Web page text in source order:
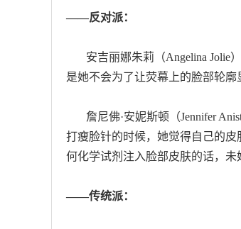
——反对派：
安吉丽娜朱莉（Angelina Jolie
是她不会为了让荧幕上的脸部轮廓
詹尼佛·安妮斯顿（Jennifer
打瘦脸针的时候，她觉得自己的
何化学试剂注入脸部皮肤的话，未
——传统派：